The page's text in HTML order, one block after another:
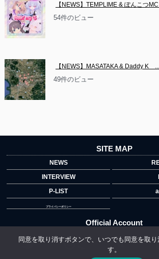
【NEWS】TEMPLIME & ぽんこつMC
54件のビュー
【NEWS】MASATAKA & Daddy K　...
49件のビュー
SITE MAP
NEWS
INTERVIEW
P-LIST
プライバシーポリシー
Official Account
同意を取り消すボタンで、いつでも同意を取り
す。